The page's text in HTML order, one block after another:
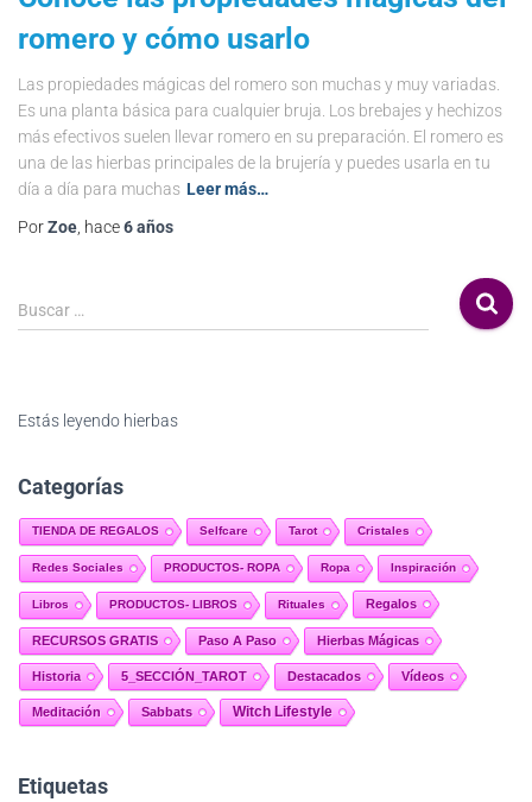
romero y cómo usarlo
Las propiedades mágicas del romero son muchas y muy variadas.
Es una planta básica para cualquier bruja. Los brebajes y hechizos
más efectivos suelen llevar romero en su preparación. El romero es
una de las hierbas principales de la brujería y puedes usarla en tu
día a día para muchas Leer más…
PorZoe, hace6 años
Buscar …
Estás leyendo hierbas
Categorías
TIENDA DE REGALOS Selfcare Tarot Cristales
Redes Sociales PRODUCTOS- ROPA Ropa Inspiración
Libros PRODUCTOS- LIBROS Rituales Regalos
RECURSOS GRATIS Paso A Paso Hierbas Mágicas
Historia 5_SECCIÓN_TAROT Destacados Vídeos
Meditación Sabbats Witch Lifestyle
Etiquetas